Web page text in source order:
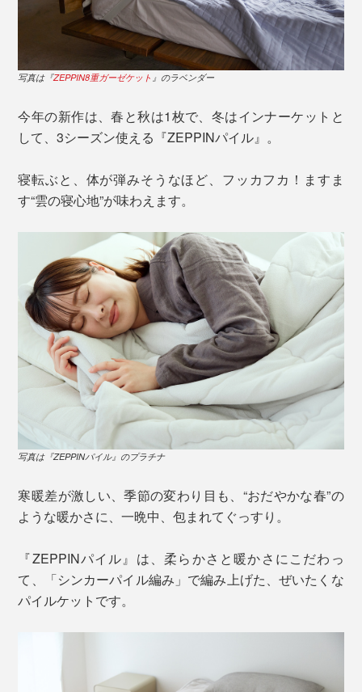
写真は『ZEPPIN8重ガーゼケット 』のラベンダー
今年の新作は、春と秋は1枚で、冬はインナーケットと
して、3シーズン使える『ZEPPINパイル』。
寝転ぶと、体が弾みそうなほど、フッカフカ！ますま
す“雲の寝心地”が味わえます。
写真は『ZEPPINパイル』のプラチナ
寒暖差が激しい、季節の変わり目も、“おだやかな春”の
ような暖かさに、一晩中、包まれてぐっすり。
『ZEPPINパイル』は、柔らかさと暖かさにこだわっ
て、「シンカーパイル編み」で編み上げた、ぜいたくな
パイルケットです。